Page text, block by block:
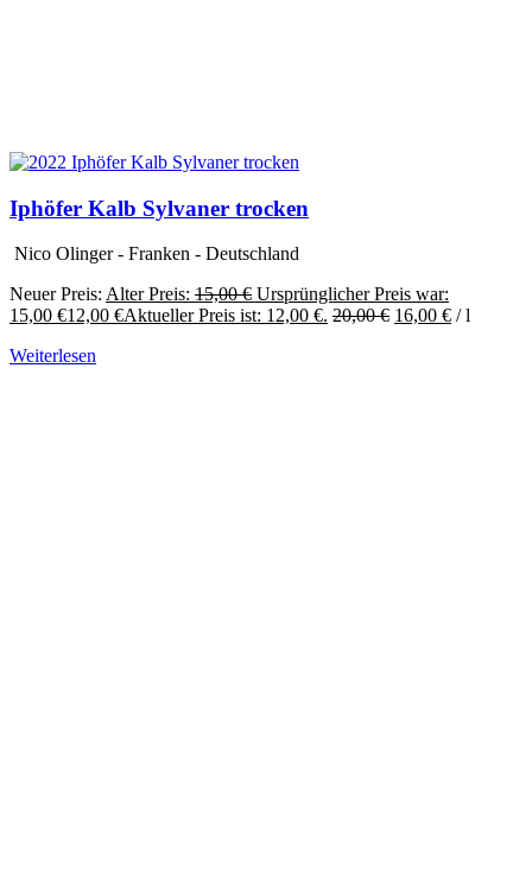
Iphöfer Kalb Sylvaner trocken
Nico Olinger - Franken - Deutschland
Neuer Preis: Alter Preis: 15,00€ Ursprünglicher Preis war:
15,00 €12,00 €Aktueller Preis ist: 12,00 €. 20,00€ 16,00 € /l
Weiterlesen